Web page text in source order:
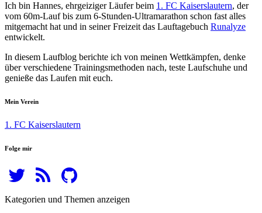
Ich bin Hannes, ehrgeiziger Läufer beim 1. FC Kaiserslautern, der
vom 60m-Lauf bis zum 6-Stunden-Ultramarathon schon fast alles
mitgemacht hat und in seiner Freizeit das Lauftagebuch Runalyze
entwickelt.
In diesem Laufblog berichte ich von meinen Wettkämpfen, denke
über verschiedene Trainingsmethoden nach, teste Laufschuhe und
genieße das Laufen mit euch.
Mein Verein
1. FC Kaiserslautern
Folge mir
Kategorien und Themen anzeigen